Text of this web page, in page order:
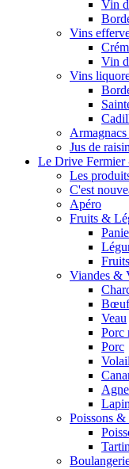
Vin
Vins
Vin
Vins
Jus de raisin
Le Drive Fermier
Les
C'est
Apéro
Fruits &
Fruits
Viandes &
Bœuf
Veau
Porc
Porc
Lapin
Poissons &